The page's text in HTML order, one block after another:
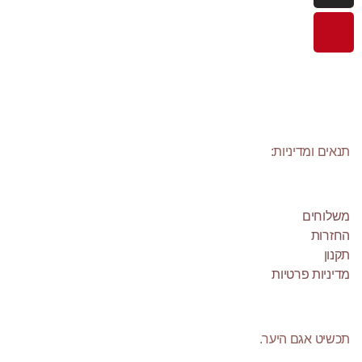
תנאים ומדיניות:
משלוחים
החזרות
תקנון
מדיניות פרטיות
תכשיט אגם היער.